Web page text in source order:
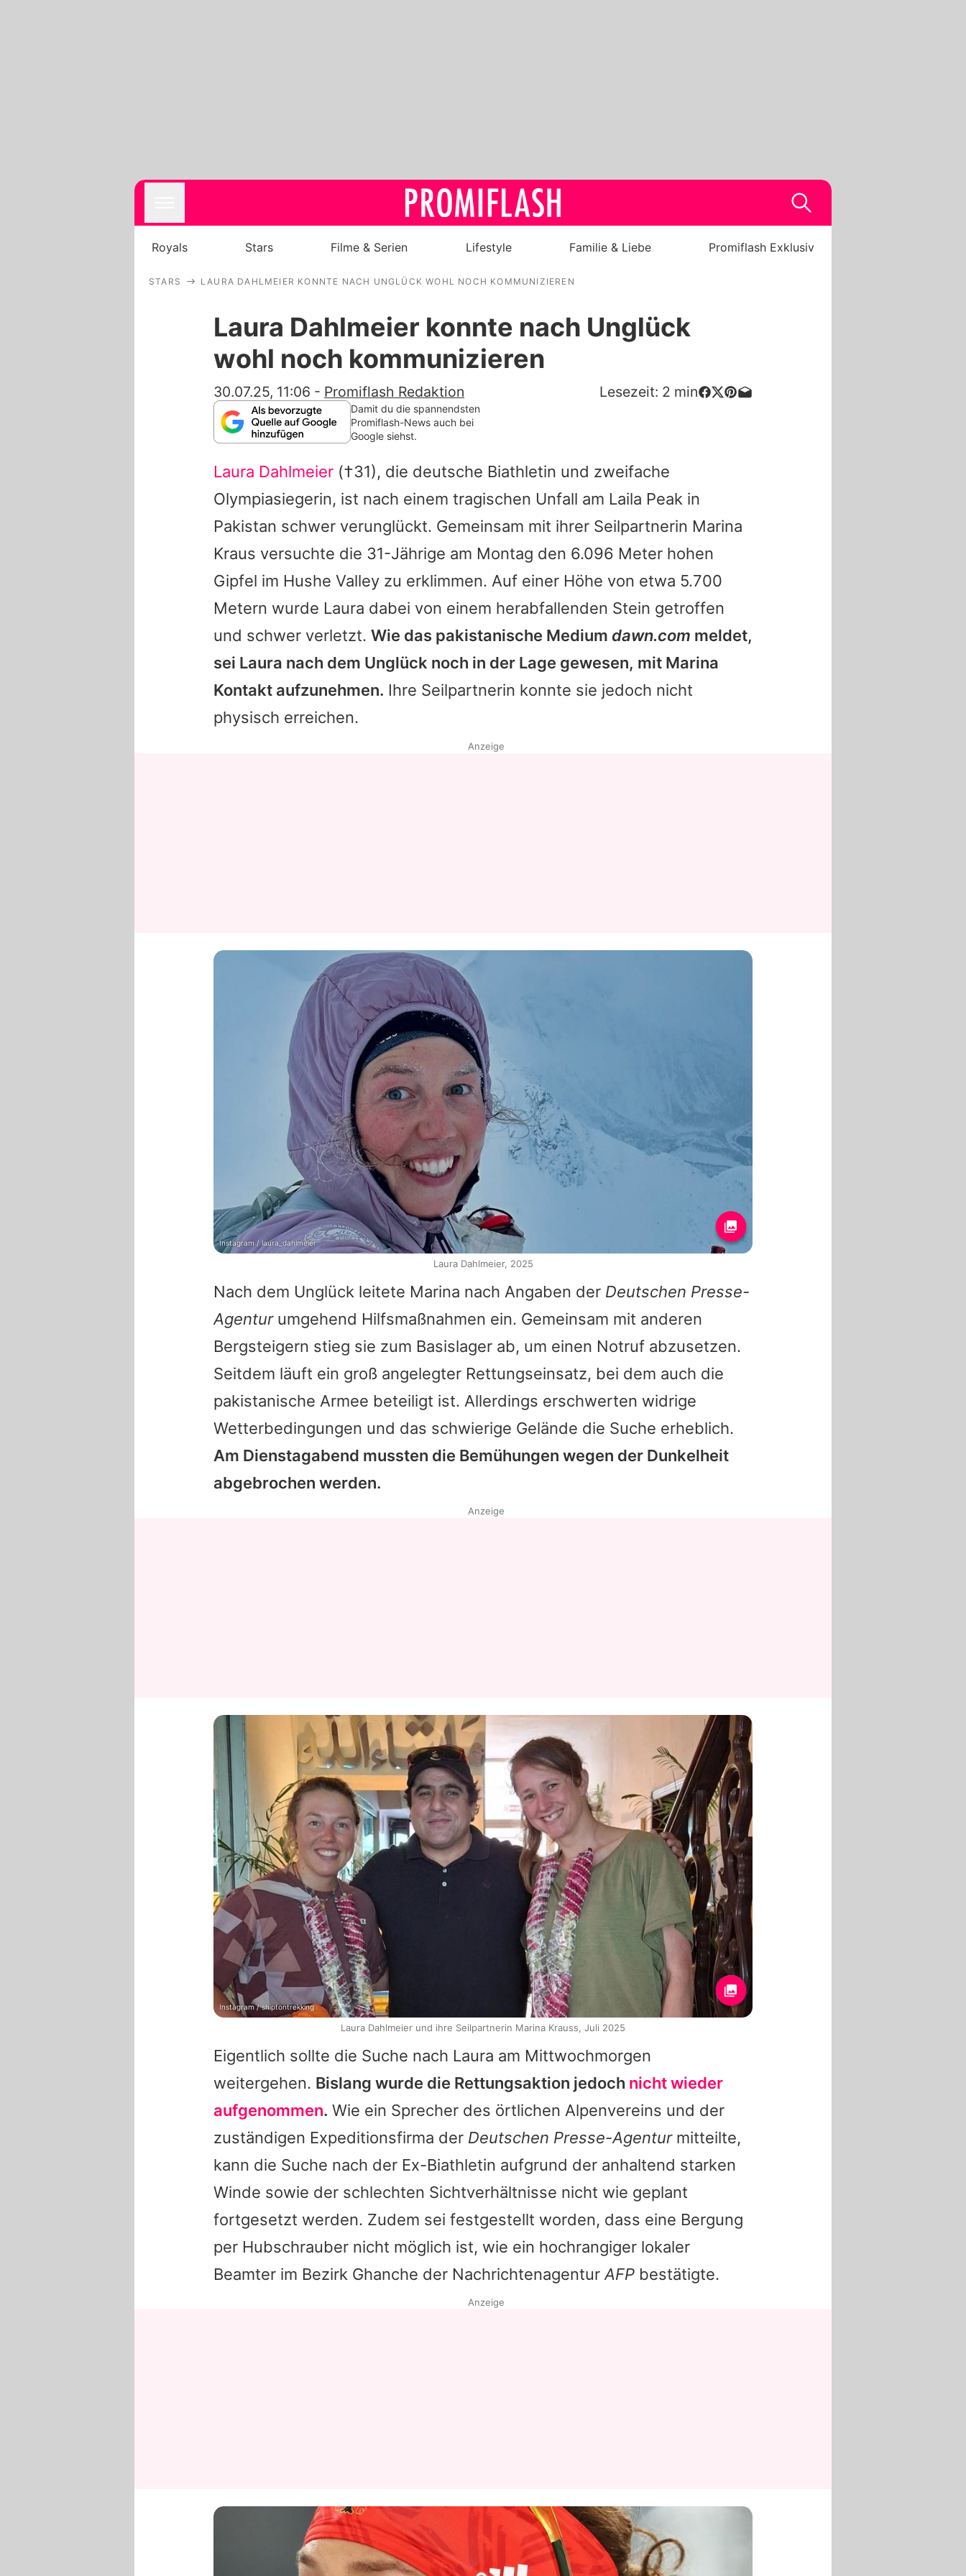
Royals
Stars
Filme & Serien
Familie & Liebe
App runterladen
Team
Redaktionelle Richtlinien
Impressum
Datenschutzerklärung
Nutzungsbedingungen
Royals Stars Filme & Serien Lifestyle Familie & Liebe Promiflash Exklusiv
STARS LAURA DAHLMEIER KONNTE NACH UNGLÜCK WOHL NOCH KOMMUNIZIEREN
Laura Dahlmeier konnte nach Unglück
wohl noch kommunizieren
30.07.25, 11:06 - Promiflash Redaktion Lesezeit: 2 min
Damit du die spannendsten
Promiflash-News auch bei
Google siehst.
Laura Dahlmeier (†31), die deutsche Biathletin und zweifache
Olympiasiegerin, ist nach einem tragischen Unfall am Laila Peak in
Pakistan schwer verunglückt. Gemeinsam mit ihrer Seilpartnerin Marina
Kraus versuchte die 31-Jährige am Montag den 6.096 Meter hohen
Gipfel im Hushe Valley zu erklimmen. Auf einer Höhe von etwa 5.700
Metern wurde Laura dabei von einem herabfallenden Stein getroffen
und schwer verletzt. Wie das pakistanische Medium dawn.com meldet,
sei Laura nach dem Unglück noch in der Lage gewesen, mit Marina
Kontakt aufzunehmen. Ihre Seilpartnerin konnte sie jedoch nicht
physisch erreichen.
Nach dem Unglück leitete Marina nach Angaben der Deutschen Presse-
Agenturumgehend Hilfsmaßnahmen ein. Gemeinsam mit anderen
Bergsteigern stieg sie zum Basislager ab, um einen Notruf abzusetzen.
Seitdem läuft ein groß angelegter Rettungseinsatz, bei dem auch die
pakistanische Armee beteiligt ist. Allerdings erschwerten widrige
Wetterbedingungen und das schwierige Gelände die Suche erheblich.
Am Dienstagabend mussten die Bemühungen wegen der Dunkelheit
abgebrochen werden.
Eigentlich sollte die Suche nach Laura am Mittwochmorgen
weitergehen. Bislang wurde die Rettungsaktion jedoch nicht wieder
aufgenommen. Wie ein Sprecher des örtlichen Alpenvereins und der
zuständigen Expeditionsfirma der Deutschen Presse-Agenturmitteilte,
kann die Suche nach der Ex-Biathletin aufgrund der anhaltend starken
Winde sowie der schlechten Sichtverhältnisse nicht wie geplant
fortgesetzt werden. Zudem sei festgestellt worden, dass eine Bergung
per Hubschrauber nicht möglich ist, wie ein hochrangiger lokaler
Beamter im Bezirk Ghanche der Nachrichtenagentur AFP bestätigte.
Anzeige
Instagram / laura_dahlmeier
Laura Dahlmeier, 2025
Anzeige
Instagram / shiptontrekking
Laura Dahlmeier und ihre Seilpartnerin Marina Krauss, Juli 2025
Anzeige